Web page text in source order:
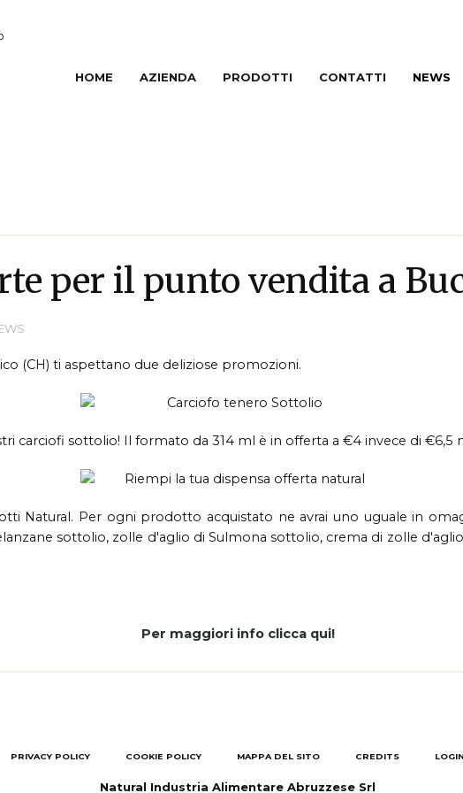
HOME AZIENDA PRODOTTI CONTATTI NEWS
per il punto vendita a
(CH) ti aspettano due deliziose promozioni.
carciofi sottolio! Il formato da 314 ml è in offerta a €4 invece di €6,5
Natural. Per ogni prodotto acquistato ne avrai uno uguale in
sottolio, zolle d'aglio di Sulmona sottolio, crema di zolle
Per maggiori info clicca qui!
PRIVACY POLICY COOKIE POLICY MAPPA DEL SITO CREDITS LOGIN
Natural Industria Alimentare Abruzzese Srl